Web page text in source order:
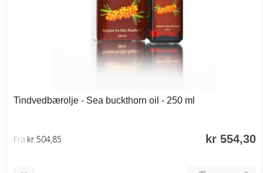
Tindvedbærolje - Sea buckthorn oil - 250 ml
kr 554,30
Fra kr 504,85